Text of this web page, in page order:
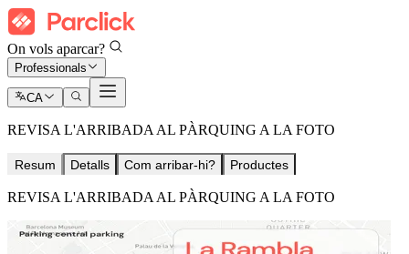
On vols aparcar?
Professionals
CA
REVISA L'ARRIBADA AL PÀRQUING A LA FOTO
Resum Detalls Com arribar-hi? Productes
REVISA L'ARRIBADA AL PÀRQUING A LA FOTO